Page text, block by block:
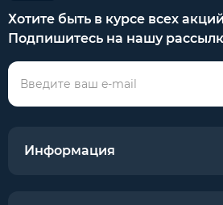
Хотите быть в курсе всех
Подпишитесь на нашу
Информация